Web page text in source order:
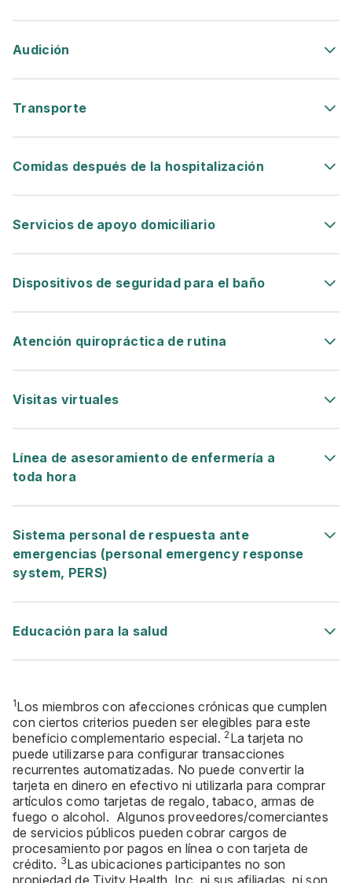
Audición
Transporte
Comidas después de la hospitalización
Servicios de apoyo domiciliario
Dispositivos de seguridad para el baño
Atención quiropráctica de rutina
Visitas virtuales
Línea de asesoramiento de enfermería a
toda hora
Sistema personal de respuesta ante
emergencias (personal emergency response
system, PERS)
Educación para la salud
1Los miembros con afecciones crónicas que cumplen
con ciertos criterios pueden ser elegibles para este
beneficio complementario especial. 2 La tarjeta no
puede utilizarse para configurar transacciones
recurrentes automatizadas. No puede convertir la
tarjeta en dinero en efectivo ni utilizarla para comprar
artículos como tarjetas de regalo, tabaco, armas de
fuego o alcohol. Algunos proveedores/comerciantes
de servicios públicos pueden cobrar cargos de
procesamiento por pagos en línea o con tarjeta de
crédito. 3Las ubicaciones participantes no son
propiedad de Tivity Health, Inc. ni sus afiliadas, ni son